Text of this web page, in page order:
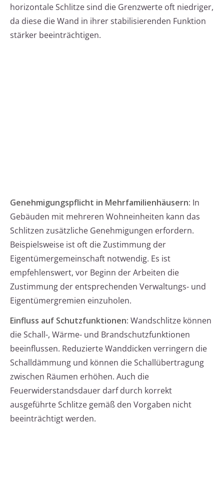
horizontale Schlitze sind die Grenzwerte oft niedriger,
da diese die Wand in ihrer stabilisierenden Funktion
stärker beeinträchtigen.
Genehmigungspflicht in Mehrfamilienhäusern: In
Gebäuden mit mehreren Wohneinheiten kann das
Schlitzen zusätzliche Genehmigungen erfordern.
Beispielsweise ist oft die Zustimmung der
Eigentümergemeinschaft notwendig. Es ist
empfehlenswert, vor Beginn der Arbeiten die
Zustimmung der entsprechenden Verwaltungs- und
Eigentümergremien einzuholen.
Einfluss auf Schutzfunktionen: Wandschlitze können
die Schall-, Wärme- und Brandschutzfunktionen
beeinflussen. Reduzierte Wanddicken verringern die
Schalldämmung und können die Schallübertragung
zwischen Räumen erhöhen. Auch die
Feuerwiderstandsdauer darf durch korrekt
ausgeführte Schlitze gemäß den Vorgaben nicht
beeinträchtigt werden.